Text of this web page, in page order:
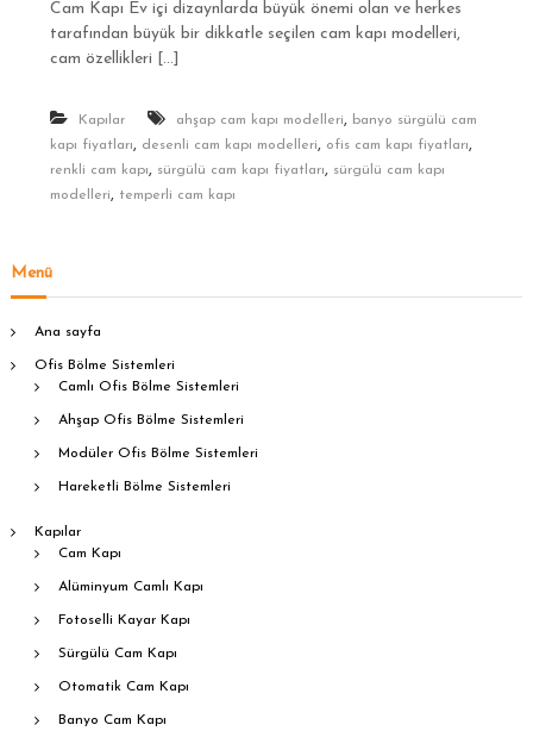
Cam Kapı Ev içi dizaynlarda büyük önemi olan ve herkes
tarafından büyük bir dikkatle seçilen cam kapı modelleri,
cam özellikleri […]
Kapılar ahşap cam kapı modelleri, banyo sürgülü cam
kapı fiyatları, desenli cam kapı modelleri, ofis cam kapı fiyatları,
renkli cam kapı, sürgülü cam kapı fiyatları, sürgülü cam kapı
modelleri, temperli cam kapı
Menü
Ana sayfa
Ofis Bölme Sistemleri
Camlı Ofis Bölme Sistemleri
Ahşap Ofis Bölme Sistemleri
Modüler Ofis Bölme Sistemleri
Hareketli Bölme Sistemleri
Kapılar
Cam Kapı
Alüminyum Camlı Kapı
Fotoselli Kayar Kapı
Sürgülü Cam Kapı
Otomatik Cam Kapı
Banyo Cam Kapı